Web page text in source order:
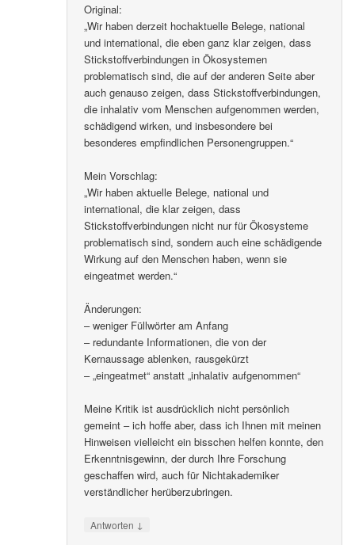
Original:
„Wir haben derzeit hochaktuelle Belege, national
und international, die eben ganz klar zeigen, dass
Stickstoffverbindungen in Ökosystemen
problematisch sind, die auf der anderen Seite aber
auch genauso zeigen, dass Stickstoffverbindungen,
die inhalativ vom Menschen aufgenommen werden,
schädigend wirken, und insbesondere bei
besonderes empfindlichen Personengruppen.“
Mein Vorschlag:
„Wir haben aktuelle Belege, national und
international, die klar zeigen, dass
Stickstoffverbindungen nicht nur für Ökosysteme
problematisch sind, sondern auch eine schädigende
Wirkung auf den Menschen haben, wenn sie
eingeatmet werden.“
Änderungen:
– weniger Füllwörter am Anfang
– redundante Informationen, die von der
Kernaussage ablenken, rausgekürzt
– „eingeatmet“ anstatt „inhalativ aufgenommen“
Meine Kritik ist ausdrücklich nicht persönlich
gemeint – ich hoffe aber, dass ich Ihnen mit meinen
Hinweisen vielleicht ein bisschen helfen konnte, den
Erkenntnisgewinn, der durch Ihre Forschung
geschaffen wird, auch für Nichtakademiker
verständlicher herüberzubringen.
Antworten ↓